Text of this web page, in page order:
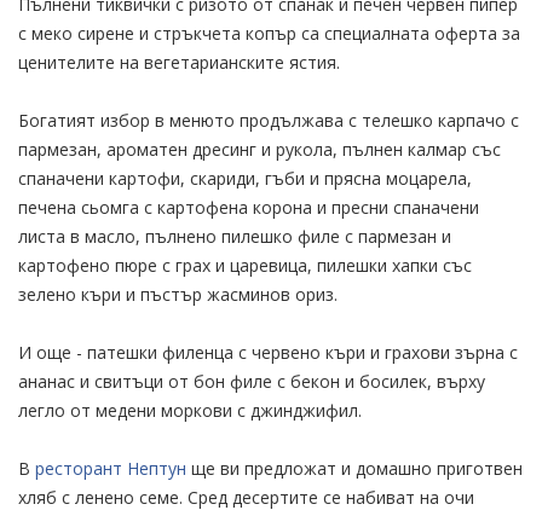
с меко сирене и стръкчета копър са специалната оферта за
ценителите на вегетарианските ястия.
Богатият избор в менюто продължава с телешко карпачо с
пармезан, ароматен дресинг и рукола, пълнен калмар със
спаначени картофи, скариди, гъби и прясна моцарела,
печена сьомга с картофена корона и пресни спаначени
листа в масло, пълнено пилешко филе с пармезан и
картофено пюре с грах и царевица, пилешки хапки със
зелено къри и пъстър жасминов ориз.
И още - патешки филенца с червено къри и грахови зърна с
ананас и свитъци от бон филе с бекон и босилек, върху
легло от медени моркови с джинджифил.
В ресторант Нептун ще ви предложат и домашно приготвен
хляб с ленено семе. Сред десертите се набиват на очи